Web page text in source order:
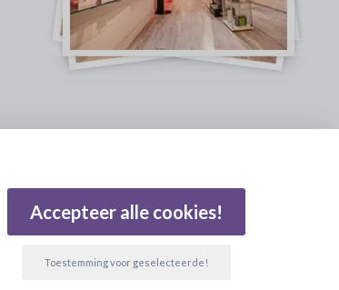
Gebaseerd op 502 beoordelingen
Accepteer alle cookies!
Toestemming voor geselecteerde!